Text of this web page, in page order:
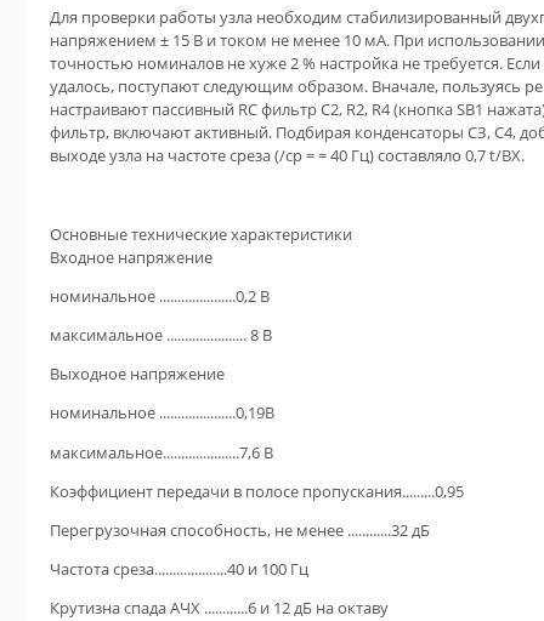
Для проверки работы узла необходим стабилизированный
напряжением ± 15 В и током не менее 10 мА. При
точностью номиналов не хуже 2 % настройка не требуется.
удалось, поступают следующим образом. Вначале, пользуясь
настраивают пассивный RC фильтр С2, R2, R4 (кнопка SB1
фильтр, включают активный. Подбирая конденсаторы СЗ, С4,
выходе узла на частоте среза (/ср = = 40 Гц) составляло 0,7 t/BX.
Основные технические характеристики
Входное напряжение
номинальное .....................0,2 В
максимальное ...................... 8 В
Выходное напряжение
номинальное .....................0,19В
максимальное.....................7,6 В
Коэффициент передачи в полосе пропускания.........0,95
Перегрузочная способность, не менее ............32 дБ
Частота среза....................40 и 100 Гц
Крутизна спада АЧХ ............6 и 12 дБ на октаву